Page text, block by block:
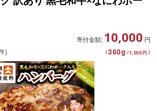
寄付金額: 10,000 円
(360g /1,000円 )
)